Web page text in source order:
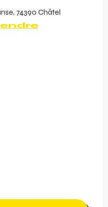
74390 Châtel